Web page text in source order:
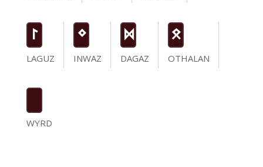
L
LAGUZ
N
INWAZ
D
DAGAZ
O
OTHALAN
WYRD